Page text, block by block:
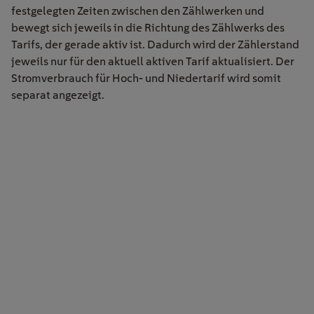
festgelegten Zeiten zwischen den Zählwerken und
bewegt sich jeweils in die Richtung des Zählwerks des
Tarifs, der gerade aktiv ist. Dadurch wird der Zählerstand
jeweils nur für den aktuell aktiven Tarif aktualisiert. Der
Stromverbrauch für Hoch- und Niedertarif wird somit
separat angezeigt.